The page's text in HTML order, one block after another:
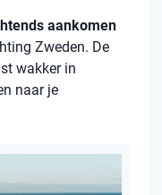
aankomen
Zweden. De
wakker in
naar je